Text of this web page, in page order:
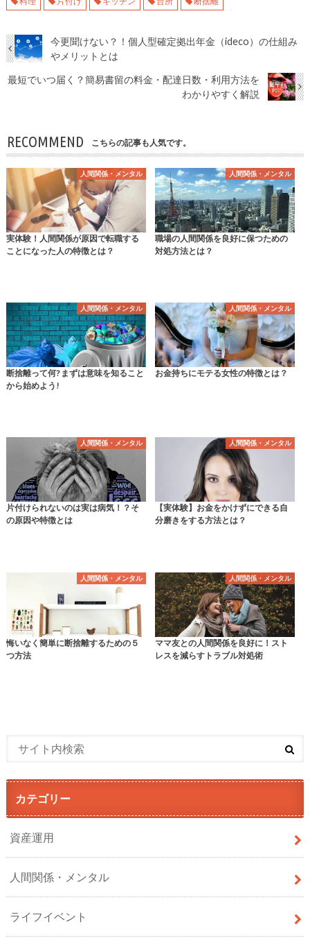
今更聞けない？！個人型確定拠出年金（ideco）の仕組み
やメリットとは
最短でいつ届く？簡易書留の料金・配達日数・利用方法を
わかりやすく解説
RECOMMEND こちらの記事も人気です。
人間関係・メンタル
実体験！人間関係が原因で転職する
ことになった人の特徴とは？
人間関係・メンタル
職場の人間関係を良好に保つための
対処方法とは？
人間関係・メンタル
断捨離って何? まずは意味を知ること
から始めよう!
人間関係・メンタル
お金持ちにモテる女性の特徴とは？
人間関係・メンタル
片付けられないのは実は病気！？そ
の原因や特徴とは
人間関係・メンタル
【実体験】お金をかけずにできる自
分磨きをする方法とは？
人間関係・メンタル
悔いなく簡単に断捨離するための５
つ方法
人間関係・メンタル
ママ友との人間関係を良好に！スト
レスを減らすトラブル対処術
カテゴリー
資産運用
人間関係・メンタル
ライフイベント